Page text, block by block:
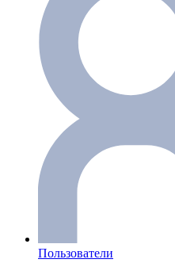
Пользователи